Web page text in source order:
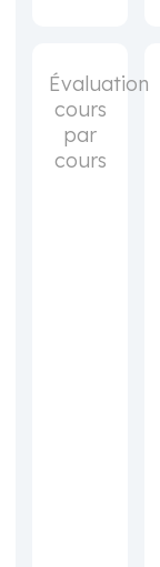
Évaluation
cours
par
cours